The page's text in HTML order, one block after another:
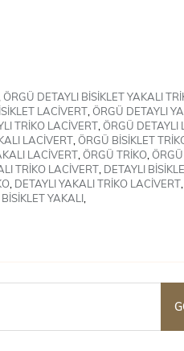
ÖRGÜ DETAYLI BİSİKLET YAKALI
LACİVERT, ÖRGÜ DETAYLI
TRİKO LACİVERT ÖRGÜ DETAYLI
LACİVERT ÖRGÜ BİSİKLET
LACİVERT ÖRGÜ TRİKO
TRİKO LACİVERT DETAYLI
, DETAYLI YAKALI TRİKO LACİVERT,
BİSİKLET YAKALI,